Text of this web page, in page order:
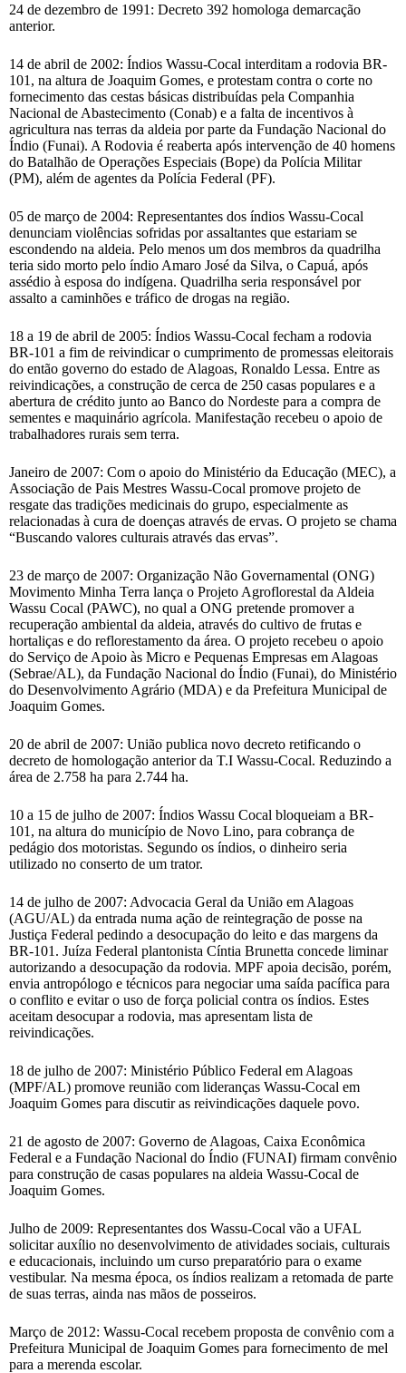
24 de dezembro de 1991: Decreto 392 homologa demarcação
anterior.
14 de abril de 2002: Índios Wassu-Cocal interditam a rodovia BR-
101, na altura de Joaquim Gomes, e protestam contra o corte no
fornecimento das cestas básicas distribuídas pela Companhia
Nacional de Abastecimento (Conab) e a falta de incentivos à
agricultura nas terras da aldeia por parte da Fundação Nacional do
Índio (Funai). A Rodovia é reaberta após intervenção de 40 homens
do Batalhão de Operações Especiais (Bope) da Polícia Militar
(PM), além de agentes da Polícia Federal (PF).
05 de março de 2004: Representantes dos índios Wassu-Cocal
denunciam violências sofridas por assaltantes que estariam se
escondendo na aldeia. Pelo menos um dos membros da quadrilha
teria sido morto pelo índio Amaro José da Silva, o Capuá, após
assédio à esposa do indígena. Quadrilha seria responsável por
assalto a caminhões e tráfico de drogas na região.
18 a 19 de abril de 2005: Índios Wassu-Cocal fecham a rodovia
BR-101 a fim de reivindicar o cumprimento de promessas eleitorais
do então governo do estado de Alagoas, Ronaldo Lessa. Entre as
reivindicações, a construção de cerca de 250 casas populares e a
abertura de crédito junto ao Banco do Nordeste para a compra de
sementes e maquinário agrícola. Manifestação recebeu o apoio de
trabalhadores rurais sem terra.
Janeiro de 2007: Com o apoio do Ministério da Educação (MEC), a
Associação de Pais Mestres Wassu-Cocal promove projeto de
resgate das tradições medicinais do grupo, especialmente as
relacionadas à cura de doenças através de ervas. O projeto se chama
“Buscando valores culturais através das ervas”.
23 de março de 2007: Organização Não Governamental (ONG)
Movimento Minha Terra lança o Projeto Agroflorestal da Aldeia
Wassu Cocal (PAWC), no qual a ONG pretende promover a
recuperação ambiental da aldeia, através do cultivo de frutas e
hortaliças e do reflorestamento da área. O projeto recebeu o apoio
do Serviço de Apoio às Micro e Pequenas Empresas em Alagoas
(Sebrae/AL), da Fundação Nacional do Índio (Funai), do Ministério
do Desenvolvimento Agrário (MDA) e da Prefeitura Municipal de
Joaquim Gomes.
20 de abril de 2007: União publica novo decreto retificando o
decreto de homologação anterior da T.I Wassu-Cocal. Reduzindo a
área de 2.758 ha para 2.744 ha.
10 a 15 de julho de 2007: Índios Wassu Cocal bloqueiam a BR-
101, na altura do município de Novo Lino, para cobrança de
pedágio dos motoristas. Segundo os índios, o dinheiro seria
utilizado no conserto de um trator.
14 de julho de 2007: Advocacia Geral da União em Alagoas
(AGU/AL) da entrada numa ação de reintegração de posse na
Justiça Federal pedindo a desocupação do leito e das margens da
BR-101. Juíza Federal plantonista Cíntia Brunetta concede liminar
autorizando a desocupação da rodovia. MPF apoia decisão, porém,
envia antropólogo e técnicos para negociar uma saída pacífica para
o conflito e evitar o uso de força policial contra os índios. Estes
aceitam desocupar a rodovia, mas apresentam lista de
reivindicações.
18 de julho de 2007: Ministério Público Federal em Alagoas
(MPF/AL) promove reunião com lideranças Wassu-Cocal em
Joaquim Gomes para discutir as reivindicações daquele povo.
21 de agosto de 2007: Governo de Alagoas, Caixa Econômica
Federal e a Fundação Nacional do Índio (FUNAI) firmam convênio
para construção de casas populares na aldeia Wassu-Cocal de
Joaquim Gomes.
Julho de 2009: Representantes dos Wassu-Cocal vão a UFAL
solicitar auxílio no desenvolvimento de atividades sociais, culturais
e educacionais, incluindo um curso preparatório para o exame
vestibular. Na mesma época, os índios realizam a retomada de parte
de suas terras, ainda nas mãos de posseiros.
Março de 2012: Wassu-Cocal recebem proposta de convênio com a
Prefeitura Municipal de Joaquim Gomes para fornecimento de mel
para a merenda escolar.